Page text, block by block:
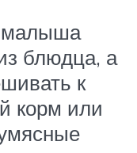
малыша
блюдца, а
к
корм или